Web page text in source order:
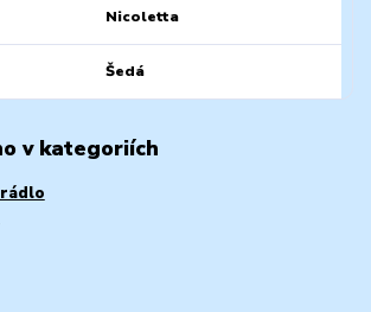
Nicoletta
Šedá
v kategoriích